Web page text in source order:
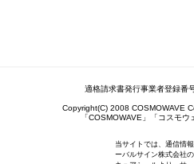
適格請求書発行事業者登録番
Copyright(C) 2008 COSMOWAVE
「COSMOWAVE」「コスモ
当サイトでは、通信情
ーバルサイン株式会社